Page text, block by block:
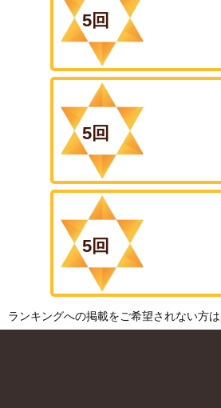
5回
5回
5回
ランキングへの掲載をご希望されない方は